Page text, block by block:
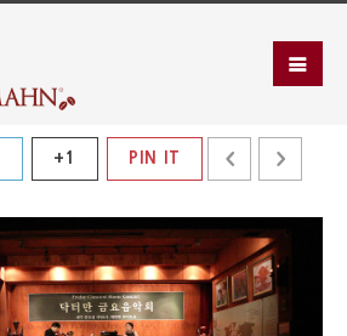
+1 PIN IT